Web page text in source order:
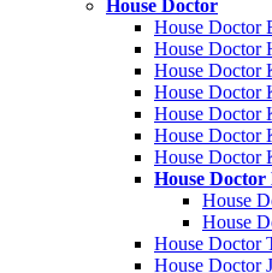
House Doctor
House Doctor
House Doctor
House Doctor
House Doctor
House Doctor
House Doctor
House Doctor
House
House
House
House Doctor
House Doctor